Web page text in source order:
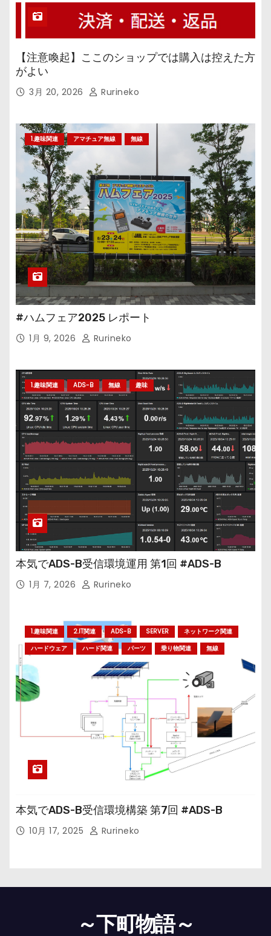
【注意喚起】ここのショップでは購入は控えた方
がよい
3月 20, 2026 Rurineko
1.趣味関連 アマチュア無線 無線
#ハムフェア2025 レポート
1月 9, 2026 Rurineko
1.趣味関連 ADS-B 無線 趣味
本気でADS-B受信環境運用 第1回 #ADS-B
1月 7, 2026 Rurineko
1.趣味関連 2.IT関連 ADS-B SERVER
ネットワーク関連
ハードウェア
ハード関連 パーツ 乗り物関連 無線
本気でADS-B受信環境構築 第7回 #ADS-B
10月 17, 2025 Rurineko
～下町物語～